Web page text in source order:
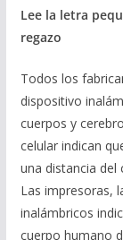
Lee la letra
regazo
Todos los
dispositivo
cuerpos y
celular indican
una distancia del
Las impresoras,
inalámbricos
cuerpo humano